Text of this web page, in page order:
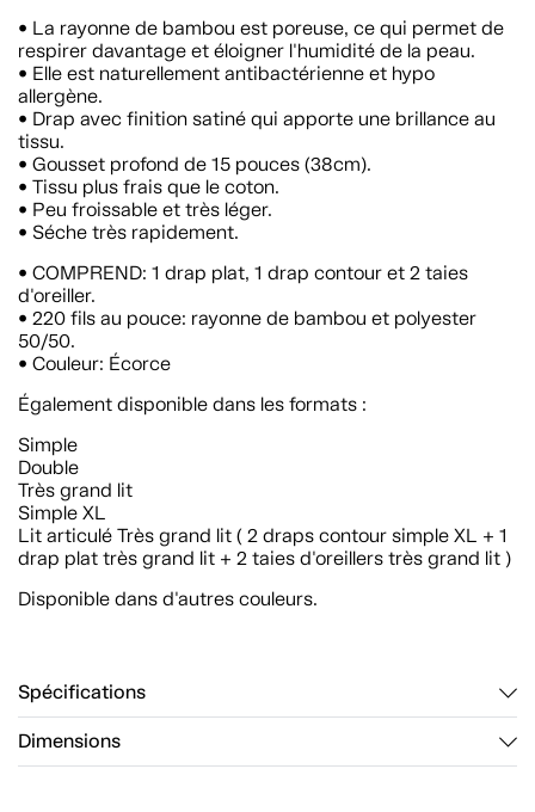
• La rayonne de bambou est poreuse, ce qui permet de
respirer davantage et éloigner l'humidité de la peau.
• Elle est naturellement antibactérienne et hypo
allergène.
• Drap avec finition satiné qui apporte une brillance au
tissu.
• Gousset profond de 15 pouces (38cm).
• Tissu plus frais que le coton.
• Peu froissable et très léger.
• Séche très rapidement.
• COMPREND: 1 drap plat, 1 drap contour et 2 taies
d'oreiller.
• 220 fils au pouce: rayonne de bambou et polyester
50/50.
• Couleur: Écorce
Également disponible dans les formats :
Simple
Double
Très grand lit
Simple XL
Lit articulé Très grand lit ( 2 draps contour simple XL + 1
drap plat très grand lit + 2 taies d'oreillers très grand lit )
Disponible dans d'autres couleurs.
Spécifications
Dimensions